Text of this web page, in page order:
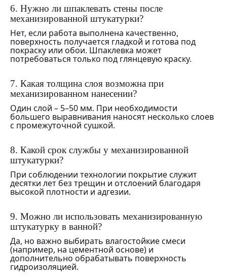
6. Нужно ли шпаклевать стены после
механизированной штукатурки?
Нет, если работа выполнена качественно,
поверхность получается гладкой и готова под
покраску или обои. Шпаклевка может
потребоваться только под глянцевую краску.
7. Какая толщина слоя возможна при
механизированном нанесении?
Один слой – 5–50 мм. При необходимости
большего выравнивания наносят несколько слоев
с промежуточной сушкой.
8. Какой срок службы у механизированной
штукатурки?
При соблюдении технологии покрытие служит
десятки лет без трещин и отслоений благодаря
высокой плотности и адгезии.
9. Можно ли использовать механизированную
штукатурку в ванной?
Да, но важно выбирать влагостойкие смеси
(например, на цементной основе) и
дополнительно обрабатывать поверхность
гидроизоляцией.